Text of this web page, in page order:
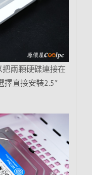
把兩顆硬碟連接在
擇直接安裝2.5″